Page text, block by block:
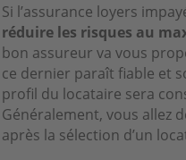
Si l’assurance loyers
réduire les risques au
bon assureur va vous
ce dernier paraît fiable et
profil du locataire sera
Généralement, vous allez
après la sélection d’un